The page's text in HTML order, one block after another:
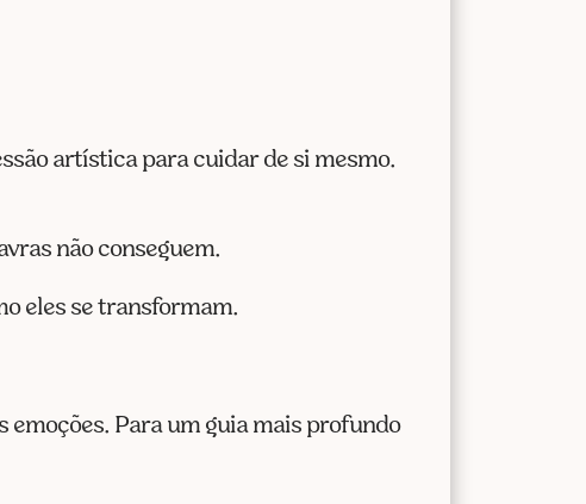
artística para cuidar de si mesmo.
não conseguem.
eles se transformam.
emoções. Para um guia mais profundo